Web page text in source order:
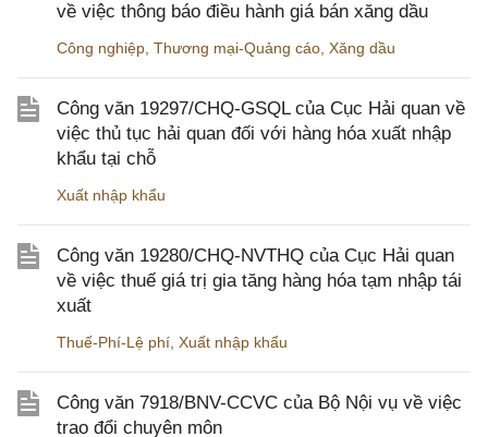
về việc thông báo điều hành giá bán xăng dầu
Công nghiệp Thương mại-Quảng cáo Xăng dầu
Công văn 19297/CHQ-GSQL của Cục Hải quan về
việc thủ tục hải quan đối với hàng hóa xuất nhập
khẩu tại chỗ
Xuất nhập khẩu
Công văn 19280/CHQ-NVTHQ của Cục Hải quan
về việc thuế giá trị gia tăng hàng hóa tạm nhập tái
xuất
Thuế-Phí-Lệ phí Xuất nhập khẩu
Công văn 7918/BNV-CCVC của Bộ Nội vụ về việc
trao đổi chuyên môn